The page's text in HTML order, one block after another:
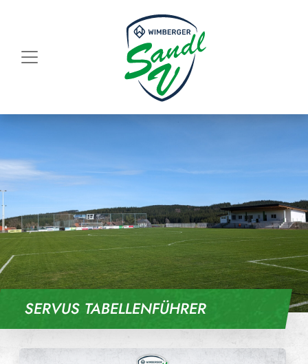
SERVUS TABELLENFÜHRER